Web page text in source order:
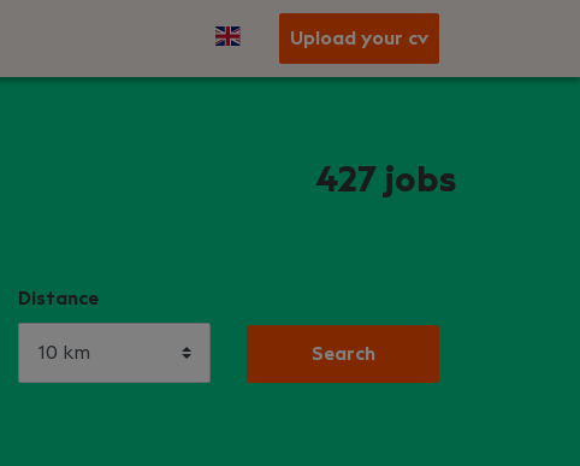
Upload your cv
427 jobs
Distance
Search